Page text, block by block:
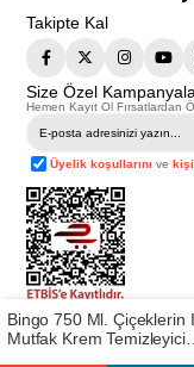
Takipte Kal
Size Özel
Hemen Kayıt Ol Fırsatlardan
Üyelik koşullarını ve
Telif Hakkı ©
Bu web sitesindeki tüm
görsel ve yazılı içerikler
Bingo 750 Ml. Çiçeklerin
Mutfak Krem Temizleyici